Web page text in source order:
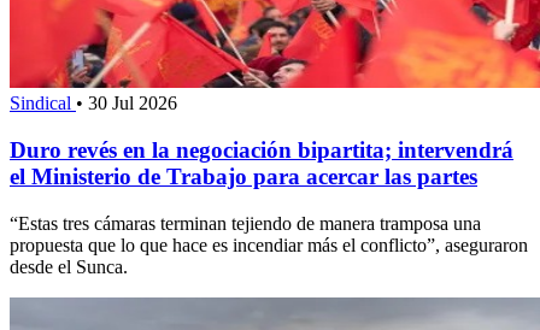
Sindical • 30 Jul 2026
Duro revés en la negociación bipartita; intervendrá
el Ministerio de Trabajo para acercar las partes
“Estas tres cámaras terminan tejiendo de manera tramposa una
propuesta que lo que hace es incendiar más el conflicto”, aseguraron
desde el Sunca.